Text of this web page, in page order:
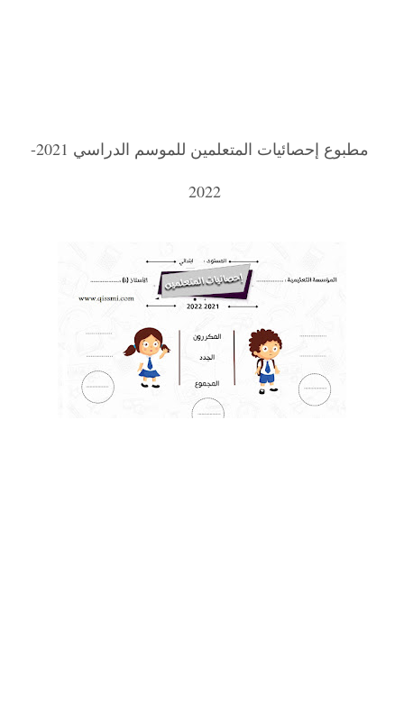
مطبوع إحصائيات المتعلمين للموسم الدراسي 2021-
2022